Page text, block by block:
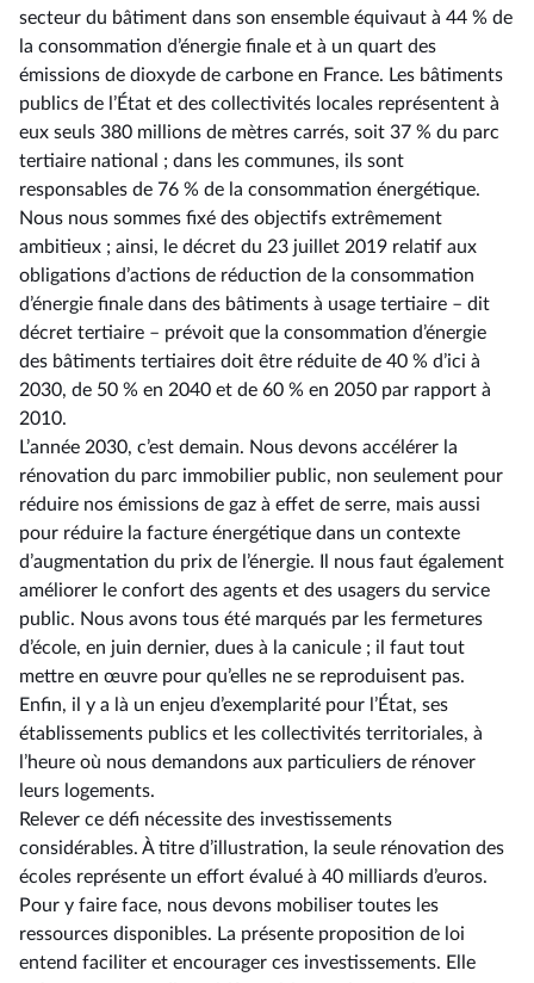
secteur du bâtiment dans son ensemble équivaut à 44 % de
la consommation d’énergie finale et à un quart des
émissions de dioxyde de carbone en France. Les bâtiments
publics de l’État et des collectivités locales représentent à
eux seuls 380 millions de mètres carrés, soit 37 % du parc
tertiaire national ; dans les communes, ils sont
responsables de 76 % de la consommation énergétique.
Nous nous sommes fixé des objectifs extrêmement
ambitieux ; ainsi, le décret du 23 juillet 2019 relatif aux
obligations d’actions de réduction de la consommation
d’énergie finale dans des bâtiments à usage tertiaire –⁠ dit
décret tertiaire – prévoit que la consommation d’énergie
des bâtiments tertiaires doit être réduite de 40 % d’ici à
2030, de 50 % en 2040 et de 60 % en 2050 par rapport à
2010.
L’année 2030, c’est demain. Nous devons accélérer la
rénovation du parc immobilier public, non seulement pour
réduire nos émissions de gaz à effet de serre, mais aussi
pour réduire la facture énergétique dans un contexte
d’augmentation du prix de l’énergie. Il nous faut également
améliorer le confort des agents et des usagers du service
public. Nous avons tous été marqués par les fermetures
d’école, en juin dernier, dues à la canicule ; il faut tout
mettre en œuvre pour qu’elles ne se reproduisent pas.
Enfin, il y a là un enjeu d’exemplarité pour l’État, ses
établissements publics et les collectivités territoriales, à
l’heure où nous demandons aux particuliers de rénover
leurs logements.
Relever ce défi nécessite des investissements
considérables. À titre d’illustration, la seule rénovation des
écoles représente un effort évalué à 40 milliards d’euros.
Pour y faire face, nous devons mobiliser toutes les
ressources disponibles. La présente proposition de loi
entend faciliter et encourager ces investissements. Elle